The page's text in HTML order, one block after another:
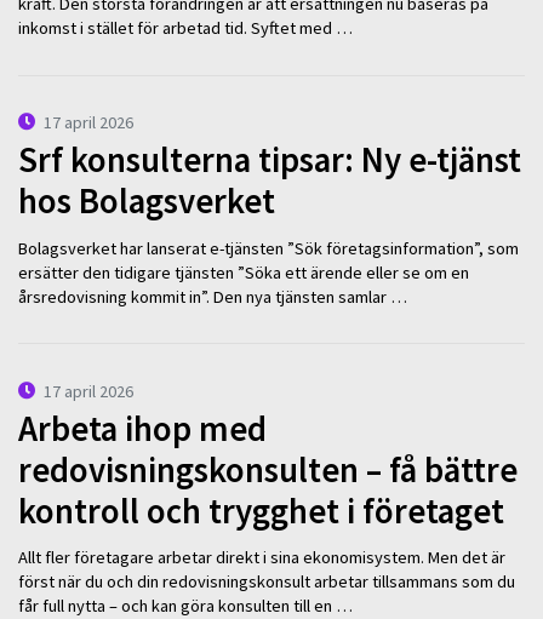
inkomst i stället för arbetad tid. Syftet med …
17 april 2026
Srf konsulterna tipsar: Ny e-tjänst
hos Bolagsverket
Bolagsverket har lanserat e-tjänsten ”Sök företagsinformation”, som
ersätter den tidigare tjänsten ”Söka ett ärende eller se om en
årsredovisning kommit in”. Den nya tjänsten samlar …
17 april 2026
Arbeta ihop med
redovisningskonsulten – få bättre
kontroll och trygghet i företaget
Allt fler företagare arbetar direkt i sina ekonomisystem. Men det är
först när du och din redovisningskonsult arbetar tillsammans som du
får full nytta – och kan göra konsulten till en …